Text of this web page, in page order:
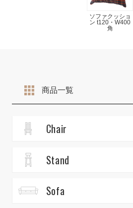
ソファクッショ
ン t120・W400
角
商品一覧
Chair
Stand
Sofa